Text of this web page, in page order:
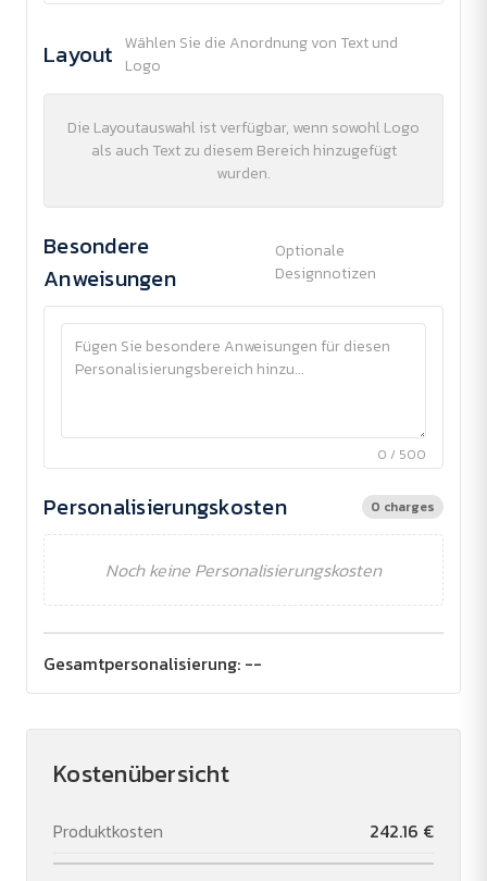
Layout Wählen Sie die Anordnung von Text und
Logo
Die Layoutauswahl ist verfügbar, wenn sowohl Logo
als auch Text zu diesem Bereich hinzugefügt
wurden.
Besondere
Anweisungen
Optionale
Designnotizen
0 / 500
Personalisierungskosten 0 charges
Noch keine Personalisierungskosten
Gesamtpersonalisierung: --
Kostenübersicht
Produktkosten 242.16 €